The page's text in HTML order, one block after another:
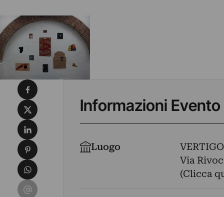
Informazioni Evento
Luogo
Via
(Clicca
Condividi su Facebook
Condividi su X
Condividi su LinkedIn
Condividi su Pinterest
Condividi su WhatsApp
Condividi su Email